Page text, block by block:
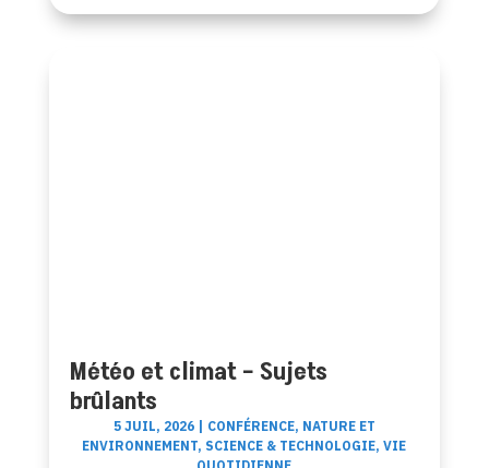
Météo et climat – Sujets
brûlants
5 JUIL, 2026| CONFÉRENCE, NATURE ET
ENVIRONNEMENT, SCIENCE & TECHNOLOGIE,VIE